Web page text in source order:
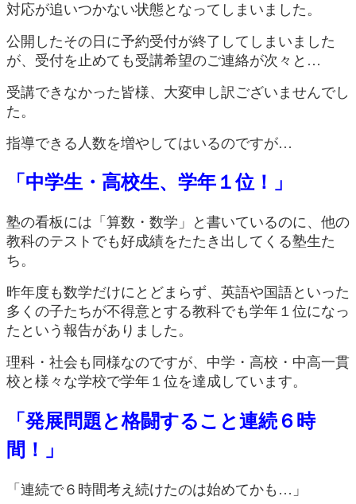
対応が追いつかない状態となってしまいました。
公開したその日に予約受付が終了してしまいました
が、受付を止めても受講希望のご連絡が次々と…
受講できなかった皆様、大変申し訳ございませんでし
た。
指導できる人数を増やしてはいるのですが…
「中学生・高校生、学年１位！」
塾の看板には「算数・数学」と書いているのに、他の
教科のテストでも好成績をたたき出してくる塾生た
ち。
昨年度も数学だけにとどまらず、英語や国語といった
多くの子たちが不得意とする教科でも学年１位になっ
たという報告がありました。
理科・社会も同様なのですが、中学・高校・中高一貫
校と様々な学校で学年１位を達成しています。
「発展問題と格闘すること連続６時
間！」
「連続で６時間考え続けたのは始めてかも…」